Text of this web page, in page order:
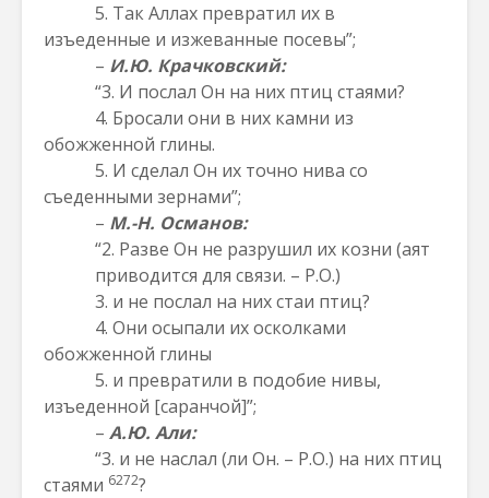
5. Так Аллах превратил их в
изъеденные и изжеванные посевы”;
– И.Ю. Крачковский:
“3. И послал Он на них птиц стаями?
4. Бросали они в них камни из
обожженной глины.
5. И сделал Он их точно нива со
съеденными зернами”;
– М.-Н. Османов:
“2. Разве Он не разрушил их козни (аят
приводится для связи. – Р.О.)
3. и не послал на них стаи птиц?
4. Они осыпали их осколками
обожженной глины
5. и превратили в подобие нивы,
изъеденной [саранчой]”;
–А.Ю. Али:
“3. и не наслал (ли Он. – Р.О.) на них птиц
стаями 6272?